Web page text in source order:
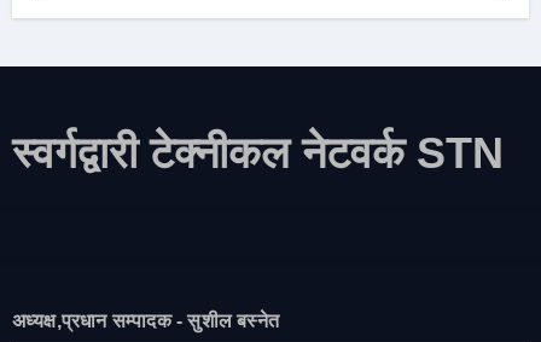
स्वर्गद्वारी टेक्नीकल नेटवर्क STN
अध्यक्ष,प्रधान सम्पादक - सुशील बस्नेत